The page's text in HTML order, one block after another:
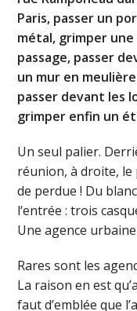
Paris, passer un
métal, grimper
passage, passer
un mur en
passer devant les
grimper enfin un
Un seul palier.
réunion, à droite, le
de perdue ! Du
l‘entrée : trois
Une agence
Rares sont les
La raison en est
faut d’emblée que